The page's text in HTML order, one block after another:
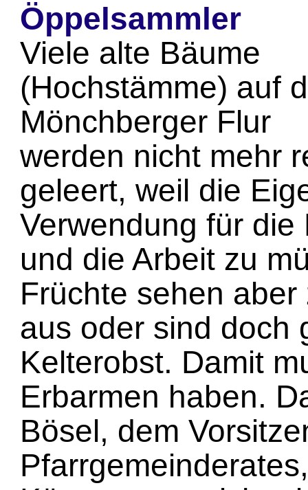
Öppelsammler
Viele alte Bäume
(Hochstämme) auf
Mönchberger Flur
werden nicht mehr
geleert, weil die
Verwendung für die
und die Arbeit zu
Früchte sehen
aus oder sind doch
Kelterobst. Damit
Erbarmen haben.
Bösel, dem